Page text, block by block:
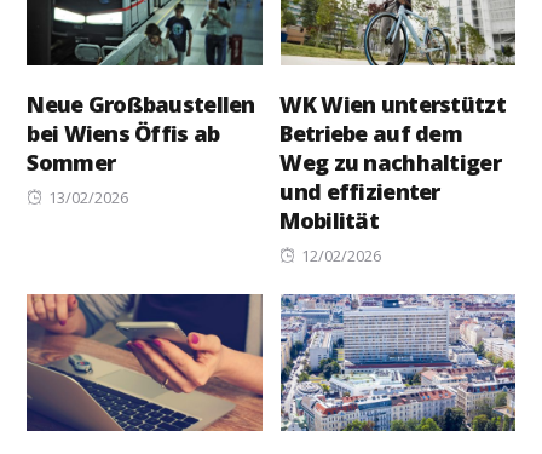
Neue Großbaustellen
bei Wiens Öffis ab
Sommer
Posted
13/02/2026
WK Wien unterstützt
Betriebe auf dem
Weg zu nachhaltiger
und effizienter
Mobilität
Posted
12/02/2026